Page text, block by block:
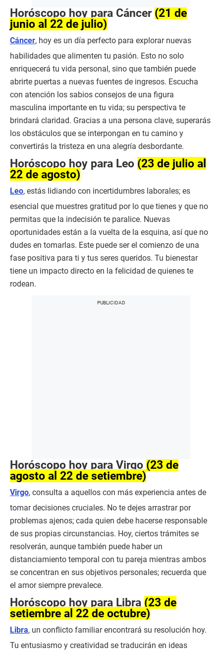
Horóscopo hoy para Cáncer (21 de
junio al 22 de julio)
Cáncer, hoy es un día perfecto para explorar nuevas
habilidades que alimenten tu pasión. Esto no solo
enriquecerá tu vida personal, sino que también puede
abrirte puertas a nuevas fuentes de ingresos. Escucha
con atención los sabios consejos de una figura
masculina importante en tu vida; su perspectiva te
brindará claridad. Gracias a una persona clave, superarás
los obstáculos que se interpongan en tu camino y
convertirás la tristeza en una alegría desbordante.
Horóscopo hoy para Leo (23 de julio al
22 de agosto)
Leo, estás lidiando con incertidumbres laborales; es
esencial que muestres gratitud por lo que tienes y que no
permitas que la indecisión te paralice. Nuevas
oportunidades están a la vuelta de la esquina, así que no
dudes en tomarlas. Este puede ser el comienzo de una
fase positiva para ti y tus seres queridos. Tu bienestar
tiene un impacto directo en la felicidad de quienes te
rodean.
Horóscopo hoy para Virgo (23 de
agosto al 22 de setiembre)
Virgo, consulta a aquellos con más experiencia antes de
tomar decisiones cruciales. No te dejes arrastrar por
problemas ajenos; cada quien debe hacerse responsable
de sus propias circunstancias. Hoy, ciertos trámites se
resolverán, aunque también puede haber un
distanciamiento temporal con tu pareja mientras ambos
se concentran en sus objetivos personales; recuerda que
el amor siempre prevalece.
Horóscopo hoy para Libra (23 de
setiembre al 22 de octubre)
Libra, un conflicto familiar encontrará su resolución hoy.
Tu entusiasmo y creatividad se traducirán en ideas